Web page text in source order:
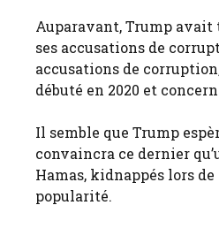
Auparavant, Trump
ses accusations de
accusations de
débuté en 2020 et
Il semble que Trump
convaincra ce dernier
Hamas, kidnappés lors
popularité.